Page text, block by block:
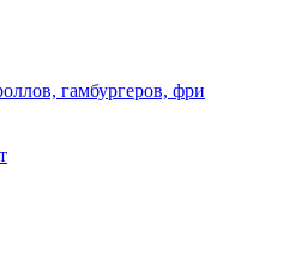
гамбургеров, фри